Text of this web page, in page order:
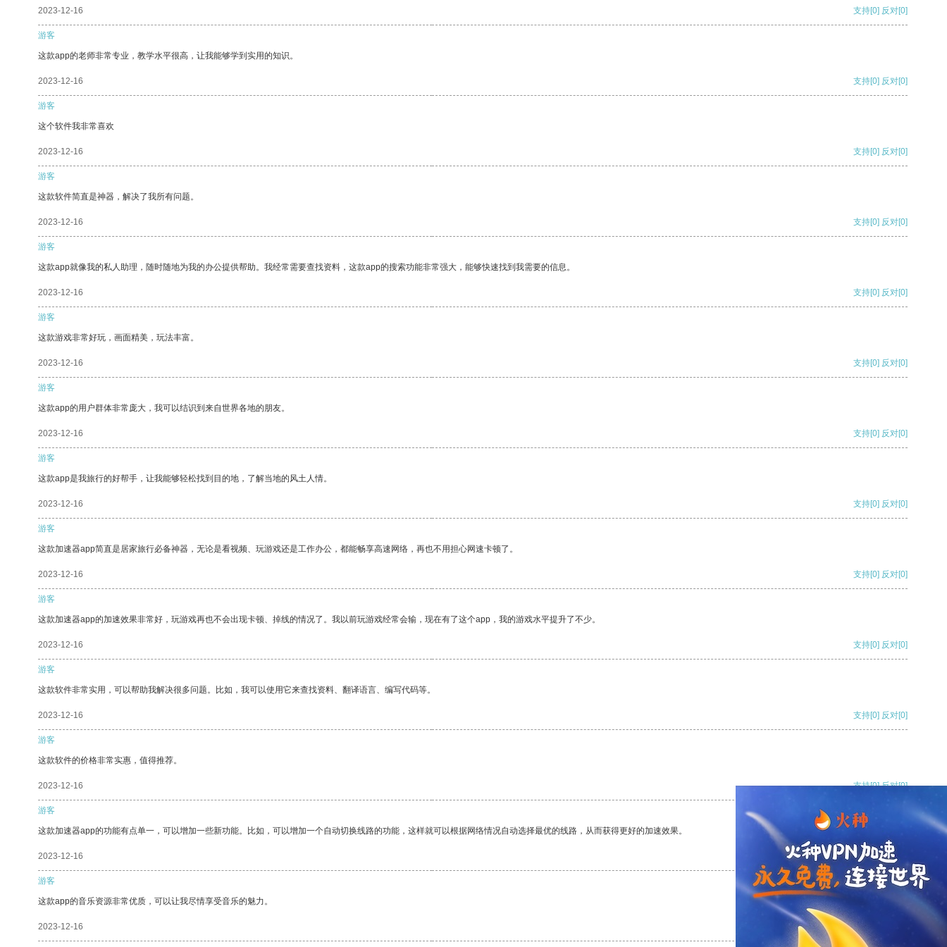
2023-12-16 支持[0] 反对[0]
游客
这款app的老师非常专业，教学水平很高，让我能够学到实用的知识。
2023-12-16 支持[0] 反对[0]
游客
这个软件我非常喜欢
2023-12-16 支持[0] 反对[0]
游客
这款软件简直是神器，解决了我所有问题。
2023-12-16 支持[0] 反对[0]
游客
这款app就像我的私人助理，随时随地为我的办公提供帮助。我经常需要查找资料，这款app的搜索功能非常强大，能够快速找到我需要的信息。
2023-12-16 支持[0] 反对[0]
游客
这款游戏非常好玩，画面精美，玩法丰富。
2023-12-16 支持[0] 反对[0]
游客
这款app的用户群体非常庞大，我可以结识到来自世界各地的朋友。
2023-12-16 支持[0] 反对[0]
游客
这款app是我旅行的好帮手，让我能够轻松找到目的地，了解当地的风土人情。
2023-12-16 支持[0] 反对[0]
游客
这款加速器app简直是居家旅行必备神器，无论是看视频、玩游戏还是工作办公，都能畅享高速网络，再也不用担心网速卡顿了。
2023-12-16 支持[0] 反对[0]
游客
这款加速器app的加速效果非常好，玩游戏再也不会出现卡顿、掉线的情况了。我以前玩游戏经常会输，现在有了这个app，我的游戏水平提升了不少。
2023-12-16 支持[0] 反对[0]
游客
这款软件非常实用，可以帮助我解决很多问题。比如，我可以使用它来查找资料、翻译语言、编写代码等。
2023-12-16 支持[0] 反对[0]
游客
这款软件的价格非常实惠，值得推荐。
2023-12-16 支持[0] 反对[0]
游客
这款加速器app的功能有点单一，可以增加一些新功能。比如，可以增加一个自动切换线路的功能，这样就可以根据网络情况自动选择最优的线路，从而获得更好的加速效果。
2023-12-16 支持[0] 反对
游客
这款app的音乐资源非常优质，可以让我尽情享受音乐的魅力。
2023-12-16 支持